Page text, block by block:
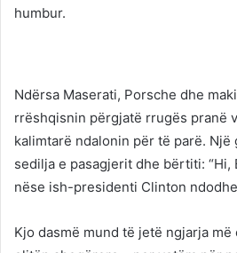
humbur.
Ndërsa Maserati, Porsche dhe
rrëshqisnin përgjatë rrugës pranë
kalimtarë ndalonin për të parë. Një
sedilja e pasagjerit dhe bërtiti: “Hi,
nëse ish-presidenti Clinton
Kjo dasmë mund të jetë ngjarja